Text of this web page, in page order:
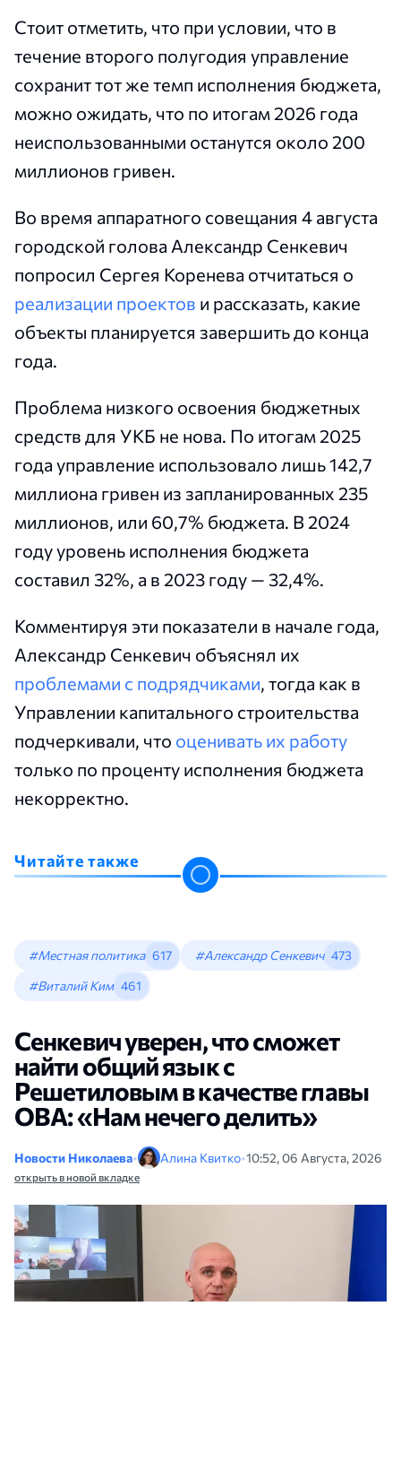
Стоит отметить, что при условии, что в
течение второго полугодия управление
сохранит тот же темп исполнения бюджета,
можно ожидать, что по итогам 2026 года
неиспользованными останутся около 200
миллионов гривен.
Во время аппаратного совещания 4 августа
городской голова Александр Сенкевич
попросил Сергея Коренева отчитаться о
реализации проектов и рассказать, какие
объекты планируется завершить до конца
года.
Проблема низкого освоения бюджетных
средств для УКБ не нова. По итогам 2025
года управление использовало лишь 142,7
миллиона гривен из запланированных 235
миллионов, или 60,7% бюджета. В 2024
году уровень исполнения бюджета
составил 32%, а в 2023 году — 32,4%.
Комментируя эти показатели в начале года,
Александр Сенкевич объяснял их
проблемами с подрядчиками, тогда как в
Управлении капитального строительства
подчеркивали, что оценивать их работу
только по проценту исполнения бюджета
некорректно.
Читайте также
#Местная политика 617 #Александр Сенкевич 473
#Виталий Ким 461
Сенкевич уверен, что сможет
найти общий язык с
Решетиловым в качестве главы
ОВА: «Нам нечего делить»
Новости Николаева• Алина Квитко•10:52, 06 Августа, 2026
открыть в новой вкладке